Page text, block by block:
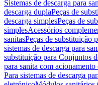
Sistemas de descarga para
descarga duplaPeças de
descarga simplesPeças de
simplesAcessórios
sanitasPeças de substituição
sistemas de descarga para
substituição para Conjuntos
para sanita com
Para sistemas de descarga